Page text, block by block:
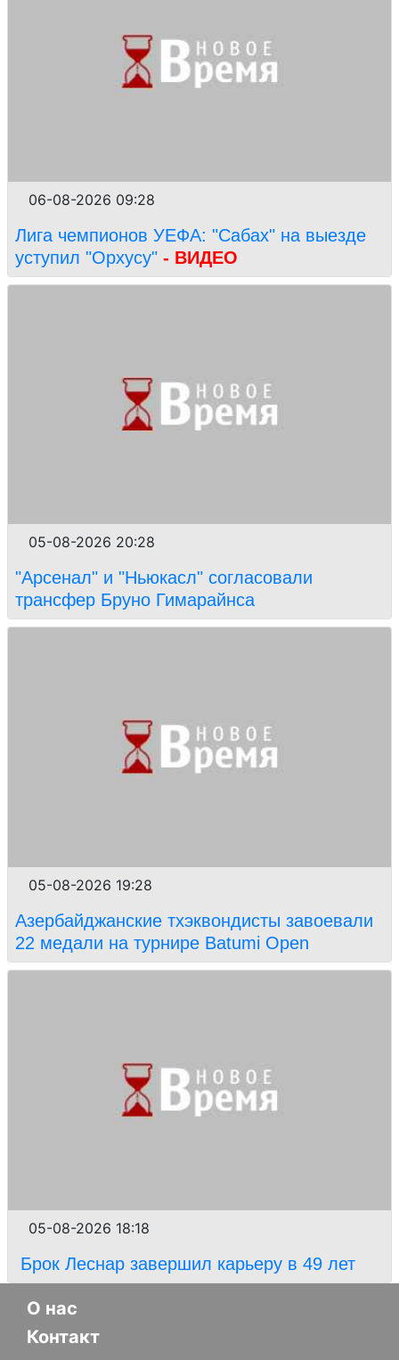
06-08-2026 09:28
Лига чемпионов УЕФА: "Сабах" на выезде
уступил "Орхусу" - ВИДЕО
05-08-2026 20:28
"Арсенал" и "Ньюкасл" согласовали
трансфер Бруно Гимарайнса
05-08-2026 19:28
Азербайджанские тхэквондисты завоевали
22 медали на турнире Batumi Open
05-08-2026 18:18
Брок Леснар завершил карьеру в 49 лет
О нас
Контакт